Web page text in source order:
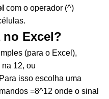
com o operador (^)
Excel?
(para o Excel),
12, ou
isso escolha uma
=8^12 onde o sinal